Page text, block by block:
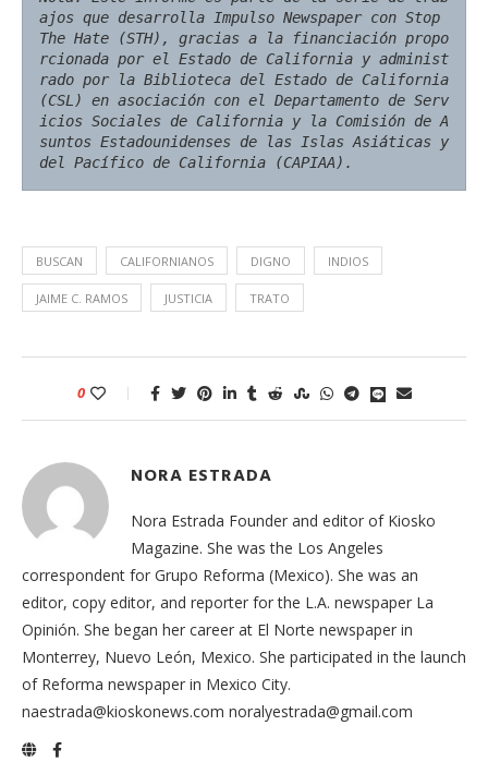
ajos que desarrolla Impulso Newspaper con Stop
The Hate (STH), gracias a la financiación propo
rcionada por el Estado de California y administ
rado por la Biblioteca del Estado de California
(CSL) en asociación con el Departamento de Serv
icios Sociales de California y la Comisión de A
suntos Estadounidenses de las Islas Asiáticas y
del Pacífico de California (CAPIAA).
BUSCAN CALIFORNIANOS DIGNO INDIOS
JAIME C. RAMOS JUSTICIA TRATO
0
NORA ESTRADA
Nora Estrada Founder and editor of Kiosko
Magazine. She was the Los Angeles
correspondent for Grupo Reforma (Mexico). She was an
editor, copy editor, and reporter for the L.A. newspaper La
Opinión. She began her career at El Norte newspaper in
Monterrey, Nuevo León, Mexico. She participated in the launch
of Reforma newspaper in Mexico City.
naestrada@kioskonews.com noralyestrada@gmail.com